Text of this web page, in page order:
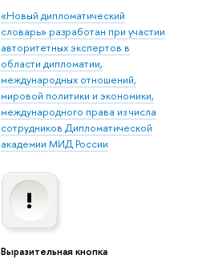
«Новый дипломатический
словарь» разработан при участии
авторитетных экспертов в
области дипломатии,
международных отношений,
мировой политики и экономики,
международного права из числа
сотрудников Дипломатической
академии МИД России
Выразительная кнопка